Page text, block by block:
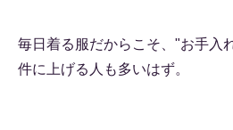
毎日着る服だからこそ、"お手入
件に上げる人も多いはず。